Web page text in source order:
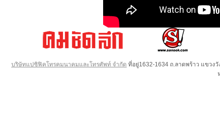
บริษัทแปซิฟิคโทรคมนาคมและโทรศัพท์ จำกัด ที่อยู่1632-1634 ถ.ลาดพร้าว แขวง